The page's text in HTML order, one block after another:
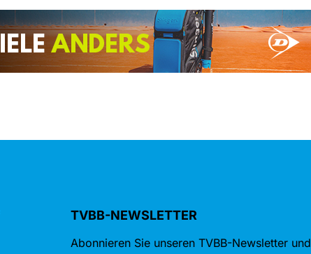
TVBB-NEWSLETTER
Abonnieren Sie unseren TVBB-Newsletter und